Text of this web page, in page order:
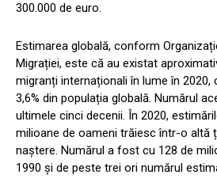
300.000 de euro.
Estimarea globală, conform
Migrației, este că au existat
migranți internaționali în lume în 2020,
3,6% din populația globală. Numărul
ultimele cinci decenii. În 2020,
milioane de oameni trăiesc într-o altă
naștere. Numărul a fost cu 128 de
1990 și de peste trei ori numărul